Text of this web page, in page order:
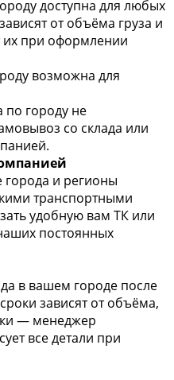
доступна для любых
от объёма груза и
их при оформлении
возможна для
по городу не
со склада или
и регионы
транспортными
удобную вам ТК или
постоянных
в вашем городе после
зависят от объёма,
— менеджер
все детали при